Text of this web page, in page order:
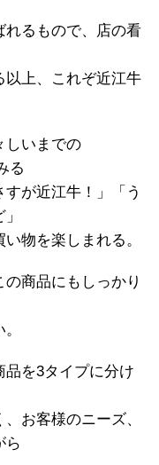
れるもので、店の看
以上、これぞ近江牛
しいまでの
る
が近江牛！」「う
物を楽しまれる。
商品にもしっかり
品を3タイプに分け
お客様のニーズ、
ら